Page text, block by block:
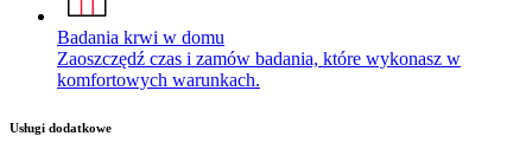
Badania krwi w domu
Zaoszczędź czas i zamów badania, które wykonasz w
komfortowych warunkach.
Usługi dodatkowe